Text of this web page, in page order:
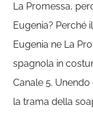
La Promessa,
Eugenia? Perché
Eugenia ne La
spagnola in
Canale 5.
la trama della